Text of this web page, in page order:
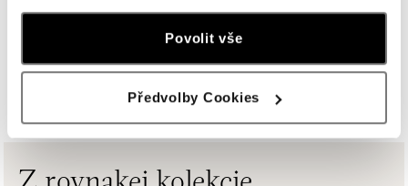
Povolit vše
Předvolby Cookies
tel.: +421 917 090 372
zajtra otvorené od 09:00
Pribinova 8, 811 09 Bratislava
tel.: +421 910 284 071